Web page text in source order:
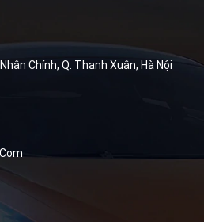
Chính, Q. Thanh Xuân, Hà Nội